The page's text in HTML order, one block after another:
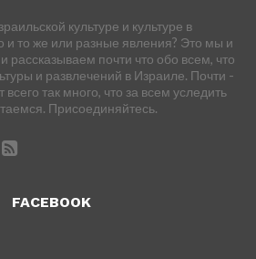
культуре и культуре в
и то же или разные явления? Это мы и
почти что обо всем, что
и развлечений в Израиле. Почти -
так много, что за всем уследить
Присоединяйтесь.
FACEBOOK